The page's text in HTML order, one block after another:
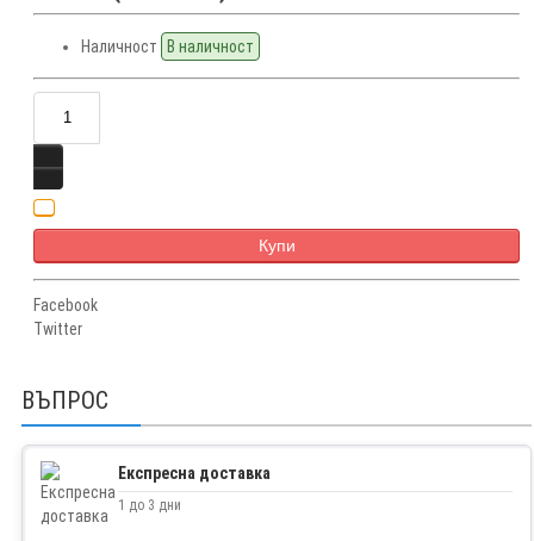
Наличност В наличност
Купи
Facebook
Twitter
ВЪПРОС
Експресна доставка
1 до 3 дни